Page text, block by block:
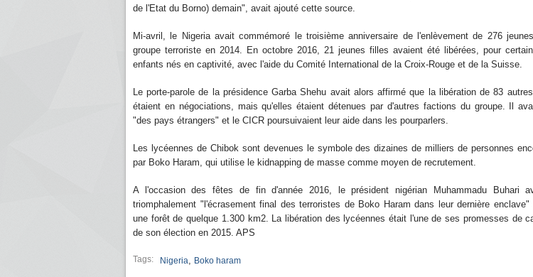
de l'Etat du Borno) demain", avait ajouté cette source.
Mi-avril, le Nigeria avait commémoré le troisième anniversaire de l'enlèvement de 276
groupe terroriste en 2014. En octobre 2016, 21 jeunes filles avaient été libérées, pour
enfants nés en captivité, avec l'aide du Comité International de la Croix-Rouge et de la Suisse.
Le porte-parole de la présidence Garba Shehu avait alors affirmé que la libération de 83
étaient en négociations, mais qu'elles étaient détenues par d'autres factions du groupe. Il
"des pays étrangers" et le CICR poursuivaient leur aide dans les pourparlers.
Les lycéennes de Chibok sont devenues le symbole des dizaines de milliers de personnes
par Boko Haram, qui utilise le kidnapping de masse comme moyen de recrutement.
A l'occasion des fêtes de fin d'année 2016, le président nigérian Muhammadu Buhari
triomphalement "l'écrasement final des terroristes de Boko Haram dans leur dernière enclave"
une forêt de quelque 1.300 km2. La libération des lycéennes était l'une de ses promesses de
de son élection en 2015. APS
Tags: Nigeria, Boko haram